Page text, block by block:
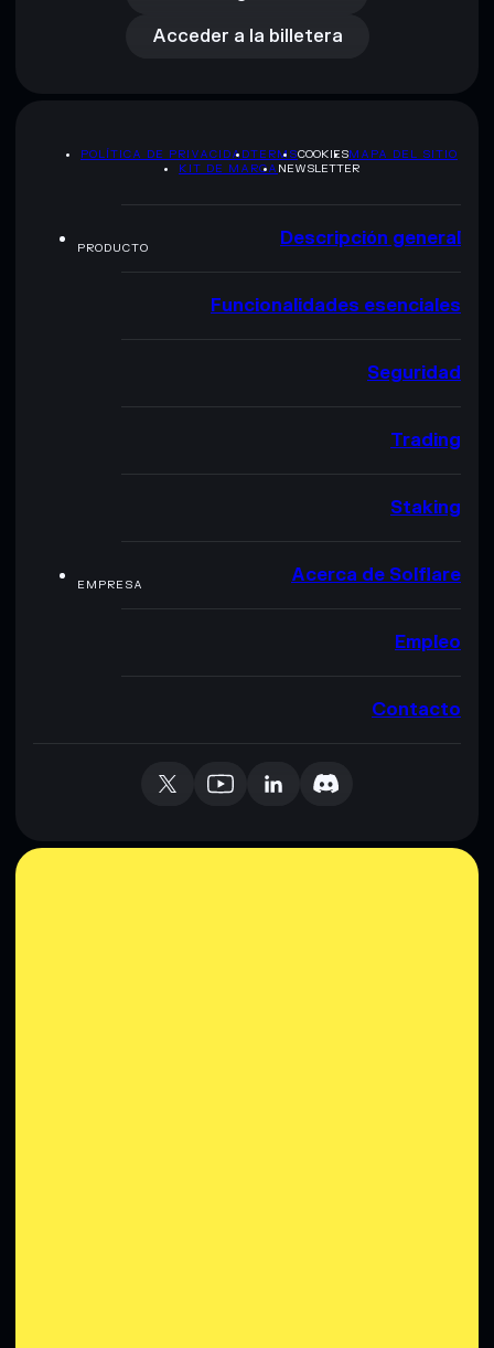
Acceder a la billetera
POLÍTICA DE PRIVACIDADTERMSCOOKIESMAPA DEL SITIO
KIT DE MARCA NEWSLETTER
PRODUCTO Descripción general
Funcionalidades esenciales
Seguridad
Trading
Staking
EMPRESA Acerca de Solflare
Empleo
Contacto